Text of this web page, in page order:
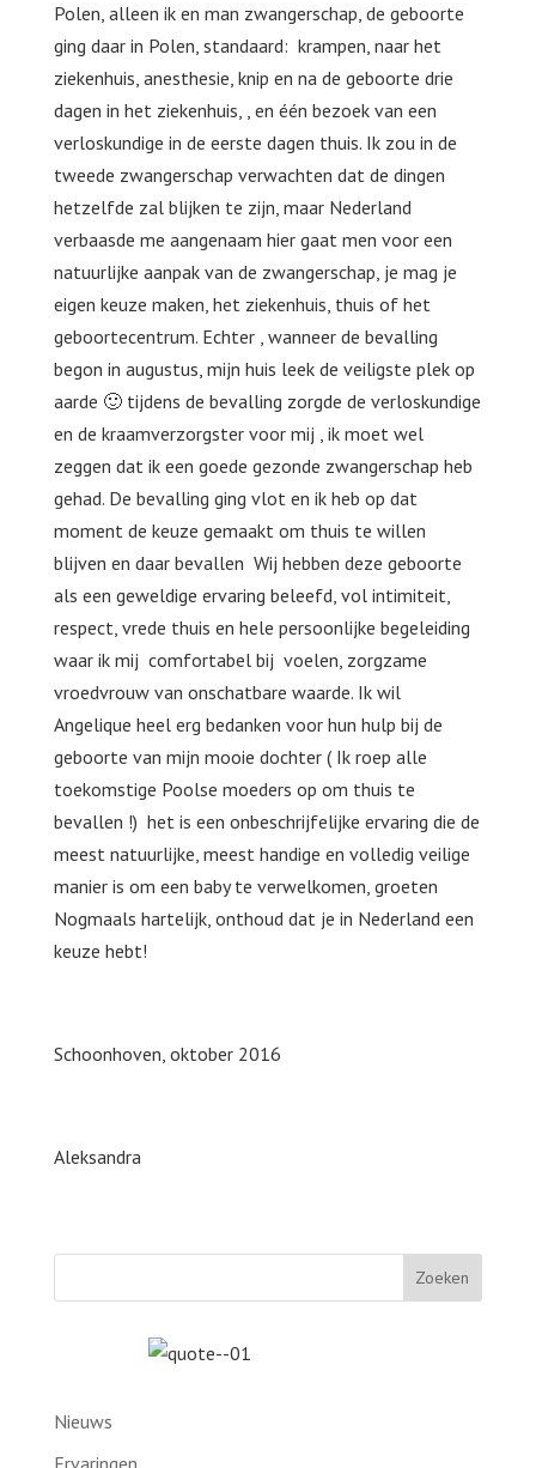
Polen, alleen ik en man zwangerschap, de geboorte
ging daar in Polen, standaard: krampen, naar het
ziekenhuis, anesthesie, knip en na de geboorte drie
dagen in het ziekenhuis, , en één bezoek van een
verloskundige in de eerste dagen thuis. Ik zou in de
tweede zwangerschap verwachten dat de dingen
hetzelfde zal blijken te zijn, maar Nederland
verbaasde me aangenaam hier gaat men voor een
natuurlijke aanpak van de zwangerschap, je mag je
eigen keuze maken, het ziekenhuis, thuis of het
geboortecentrum. Echter , wanneer de bevalling
begon in augustus, mijn huis leek de veiligste plek op
aarde 🙂 tijdens de bevalling zorgde de verloskundige
en de kraamverzorgster voor mij , ik moet wel
zeggen dat ik een goede gezonde zwangerschap heb
gehad. De bevalling ging vlot en ik heb op dat
moment de keuze gemaakt om thuis te willen
blijven en daar bevallen Wij hebben deze geboorte
als een geweldige ervaring beleefd, vol intimiteit,
respect, vrede thuis en hele persoonlijke begeleiding
waar ik mij comfortabel bij voelen, zorgzame
vroedvrouw van onschatbare waarde. Ik wil
Angelique heel erg bedanken voor hun hulp bij de
geboorte van mijn mooie dochter ( Ik roep alle
toekomstige Poolse moeders op om thuis te
bevallen !) het is een onbeschrijfelijke ervaring die de
meest natuurlijke, meest handige en volledig veilige
manier is om een ​​baby te verwelkomen, groeten
Nogmaals hartelijk, onthoud dat je in Nederland een
keuze hebt!
Schoonhoven, oktober 2016
Aleksandra
Nieuws
Ervaringen